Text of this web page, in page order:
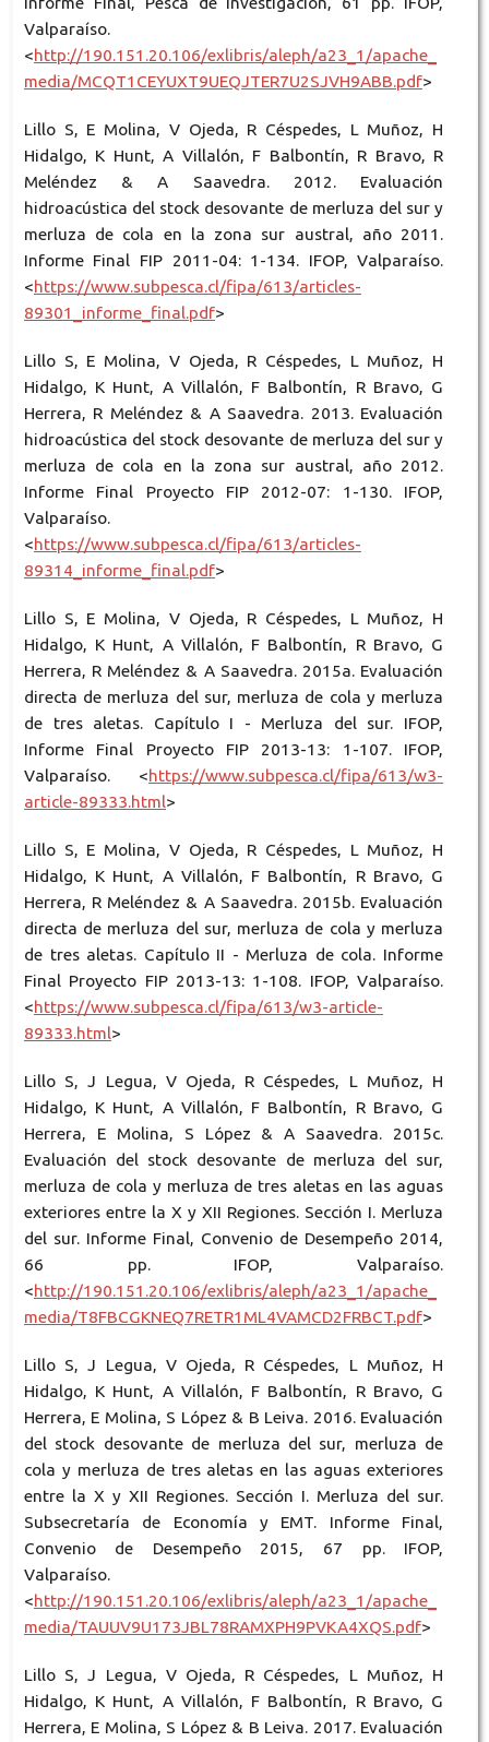
Valparaíso.
<http://190.151.20.106/exlibris/aleph/a23_1/apache_
media/MCQT1CEYUXT9UEQJTER7U2SJVH9ABB.pdf>
Lillo S, E Molina, V Ojeda, R Céspedes, L Muñoz, H
Hidalgo, K Hunt, A Villalón, F Balbontín, R Bravo, R
Meléndez & A Saavedra. 2012. Evaluación
hidroacústica del stock desovante de merluza del sur y
merluza de cola en la zona sur austral, año 2011.
Informe Final FIP 2011-04: 1-134. IFOP, Valparaíso.
<https://www.subpesca.cl/fipa/613/articles-
89301_informe_final.pdf>
Lillo S, E Molina, V Ojeda, R Céspedes, L Muñoz, H
Hidalgo, K Hunt, A Villalón, F Balbontín, R Bravo, G
Herrera, R Meléndez & A Saavedra. 2013. Evaluación
hidroacústica del stock desovante de merluza del sur y
merluza de cola en la zona sur austral, año 2012.
Informe Final Proyecto FIP 2012-07: 1-130. IFOP,
Valparaíso.
<https://www.subpesca.cl/fipa/613/articles-
89314_informe_final.pdf>
Lillo S, E Molina, V Ojeda, R Céspedes, L Muñoz, H
Hidalgo, K Hunt, A Villalón, F Balbontín, R Bravo, G
Herrera, R Meléndez & A Saavedra. 2015a. Evaluación
directa de merluza del sur, merluza de cola y merluza
de tres aletas. Capítulo I - Merluza del sur. IFOP,
Informe Final Proyecto FIP 2013-13: 1-107. IFOP,
Valparaíso. <https://www.subpesca.cl/fipa/613/w3-
article-89333.html>
Lillo S, E Molina, V Ojeda, R Céspedes, L Muñoz, H
Hidalgo, K Hunt, A Villalón, F Balbontín, R Bravo, G
Herrera, R Meléndez & A Saavedra. 2015b. Evaluación
directa de merluza del sur, merluza de cola y merluza
de tres aletas. Capítulo II - Merluza de cola. Informe
Final Proyecto FIP 2013-13: 1-108. IFOP, Valparaíso.
<https://www.subpesca.cl/fipa/613/w3-article-
89333.html>
Lillo S, J Legua, V Ojeda, R Céspedes, L Muñoz, H
Hidalgo, K Hunt, A Villalón, F Balbontín, R Bravo, G
Herrera, E Molina, S López & A Saavedra. 2015c.
Evaluación del stock desovante de merluza del sur,
merluza de cola y merluza de tres aletas en las aguas
exteriores entre la X y XII Regiones. Sección I. Merluza
del sur. Informe Final, Convenio de Desempeño 2014,
66 pp. IFOP, Valparaíso.
<http://190.151.20.106/exlibris/aleph/a23_1/apache_
media/T8FBCGKNEQ7RETR1ML4VAMCD2FRBCT.pdf>
Lillo S, J Legua, V Ojeda, R Céspedes, L Muñoz, H
Hidalgo, K Hunt, A Villalón, F Balbontín, R Bravo, G
Herrera, E Molina, S López & B Leiva. 2016. Evaluación
del stock desovante de merluza del sur, merluza de
cola y merluza de tres aletas en las aguas exteriores
entre la X y XII Regiones. Sección I. Merluza del sur.
Subsecretaría de Economía y EMT. Informe Final,
Convenio de Desempeño 2015, 67 pp. IFOP,
Valparaíso.
<http://190.151.20.106/exlibris/aleph/a23_1/apache_
media/TAUUV9U173JBL78RAMXPH9PVKA4XQS.pdf>
Lillo S, J Legua, V Ojeda, R Céspedes, L Muñoz, H
Hidalgo, K Hunt, A Villalón, F Balbontín, R Bravo, G
Herrera, E Molina, S López & B Leiva. 2017. Evaluación